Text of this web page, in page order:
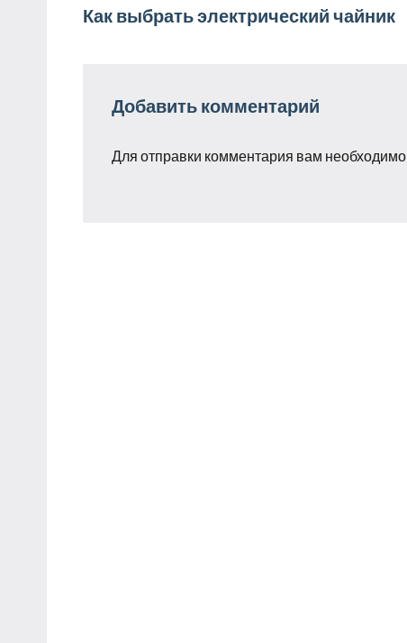
Навигация
Как выбрать электрический чайник
Добавить комментарий
Для отправки комментария вам необходимо